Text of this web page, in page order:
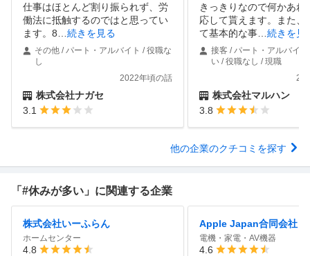
仕事はほとんど割り振られず、労
働法に抵触するのではと思ってい
ます。8
続きを見る
その他 / パート・アルバイト / 役職な
し
2022年頃の話
株式会社ナガセ
3.1
きっきりなので何かあれ
応して貰えます。また、
て基本的な事
続きを見
接客 / パート・アルバイ
い / 役職なし / 現職
株式会社マルハン
3.8
他の企業のクチコミを探す
「#休みが多い」に関連する企業
株式会社いーふらん
ホームセンター
4.8
Apple Japan合同会社
電機・家電・AV機器
4.6